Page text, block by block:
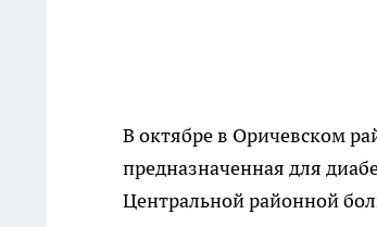
В октябре в Оричевском
предназначенная для
Центральной районной